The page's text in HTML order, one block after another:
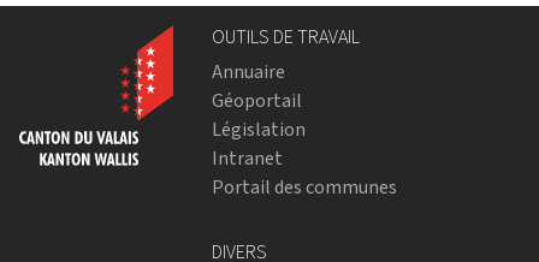
OUTILS DE TRAVAIL
Annuaire
Géoportail
Législation
Intranet
Portail des communes
DIVERS